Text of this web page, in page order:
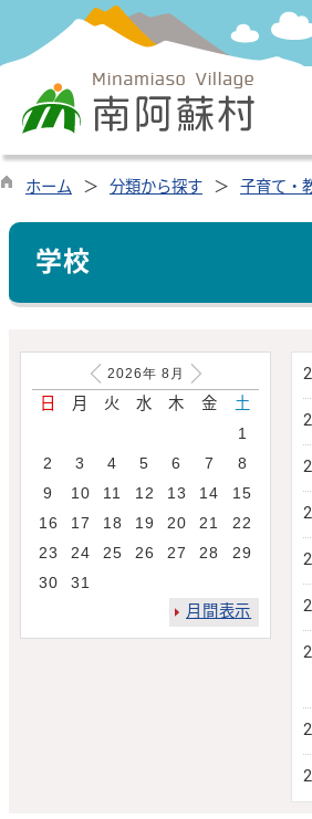
ホーム 分類から探す 子育て・
学校
2026年 8 月
日 月 火 水 木 金 土
1
2
3 4 5 6 7
8
9
10 11 12 13 14
15
16
17 18 19 20 21
22
23
24 25 26 27 28
29
30
31
月間表示